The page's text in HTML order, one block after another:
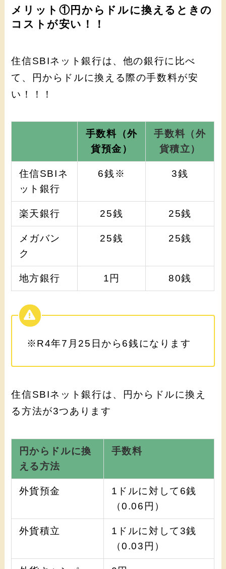
メリット①円からドルに換えるときの
コストが安い！！
住信SBIネット銀行は、他の銀行に比べ
て、円からドルに換える際の手数料が安
い！！！
手数料（外
貨預金）
手数料（外
貨積立）
住信SBIネ
ット銀行
6銭※ 3銭
楽天銀行 25銭 25銭
メガバン
ク
25銭 25銭
地方銀行 1円 80銭
※R4年7月25日から6銭になります
住信SBIネット銀行は、円からドルに換え
る方法が3つあります
円からドルに換
える方法
手数料
外貨預金
1ドルに対して6銭
（0.06円）
外貨積立
1ドルに対して3銭
（0.03円）